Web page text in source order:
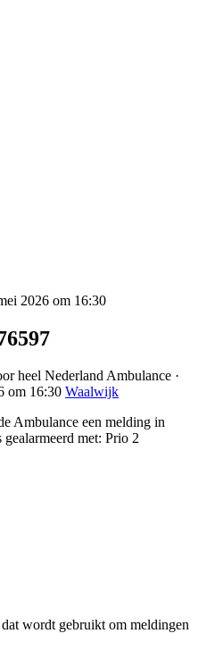
2026 om 16:30
heel Nederland Ambulance ·
om 16:30 Waalwijk
Ambulance een melding in
met: Prio 2
wordt gebruikt om meldingen